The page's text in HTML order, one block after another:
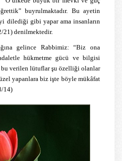
buyrulmaktadır. Bu ayetin
dilediği gibi yapar ama insanların
21) denilmektedir.
gelince Rabbimiz: “Biz ona
adaletle hükmetme gücü ve bilgisi
verilen lütuflar şu özelliği olanlar
yapanlara biz işte böyle mükâfat
14)